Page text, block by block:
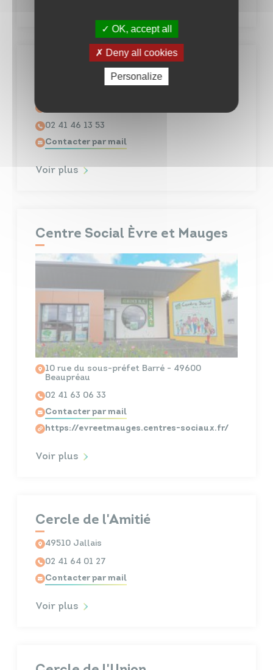
Brigade d'Animations
Théopolitaines
02 41 46 13 53
Contacter par mail
Voir plus
Centre Social Èvre et Mauges
10 rue du sous-préfet Barré - 49600
Beaupréau
02 41 63 06 33
Contacter par mail
https://evreetmauges.centres-sociaux.fr/
Voir plus
Cercle de l'Amitié
49510 Jallais
02 41 64 01 27
Contacter par mail
Voir plus
OK, accept all
Deny all cookies
Personalize